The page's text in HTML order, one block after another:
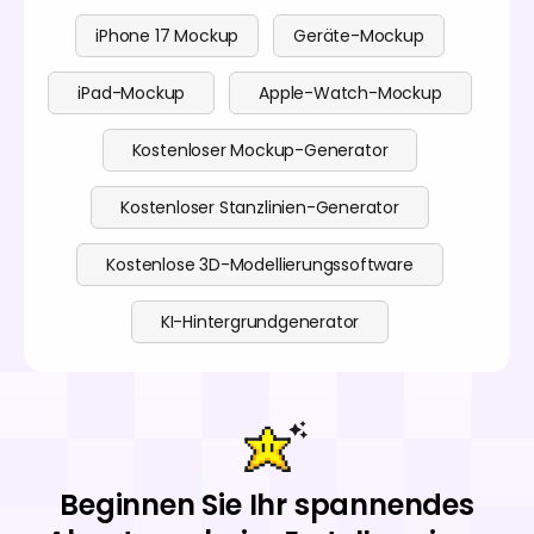
iPhone 17 Mockup Geräte-Mockup
iPad-Mockup Apple-Watch-Mockup
Kostenloser Mockup-Generator
Kostenloser Stanzlinien-Generator
Kostenlose 3D-Modellierungssoftware
KI-Hintergrundgenerator
Beginnen Sie Ihr spannendes